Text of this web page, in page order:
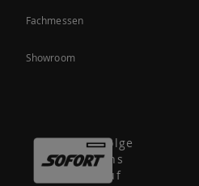
Fachmessen
Showroom
Folge
uns
auf